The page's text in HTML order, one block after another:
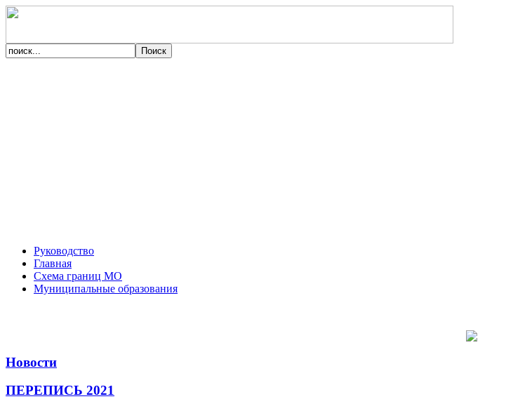
Руководство
Главная
Схема границ МО
Муниципальные образования
Новости
ПЕРЕПИСЬ 2021